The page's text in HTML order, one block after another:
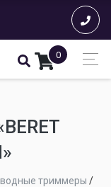
0
триммеры /